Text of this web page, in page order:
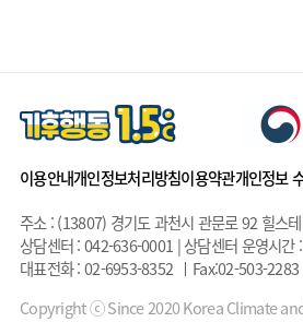
이용안내개인정보처리방침이용약관개인정보
주소 : (13807) 경기도 과천시 관문로 92 힐스
상담센터 : 042-636-0001 | 상담센터 운영시
대표전화 : 02-6953-8352
Fax:02-503-2283
Copyright ⓒ Since 2020 Korea Climate